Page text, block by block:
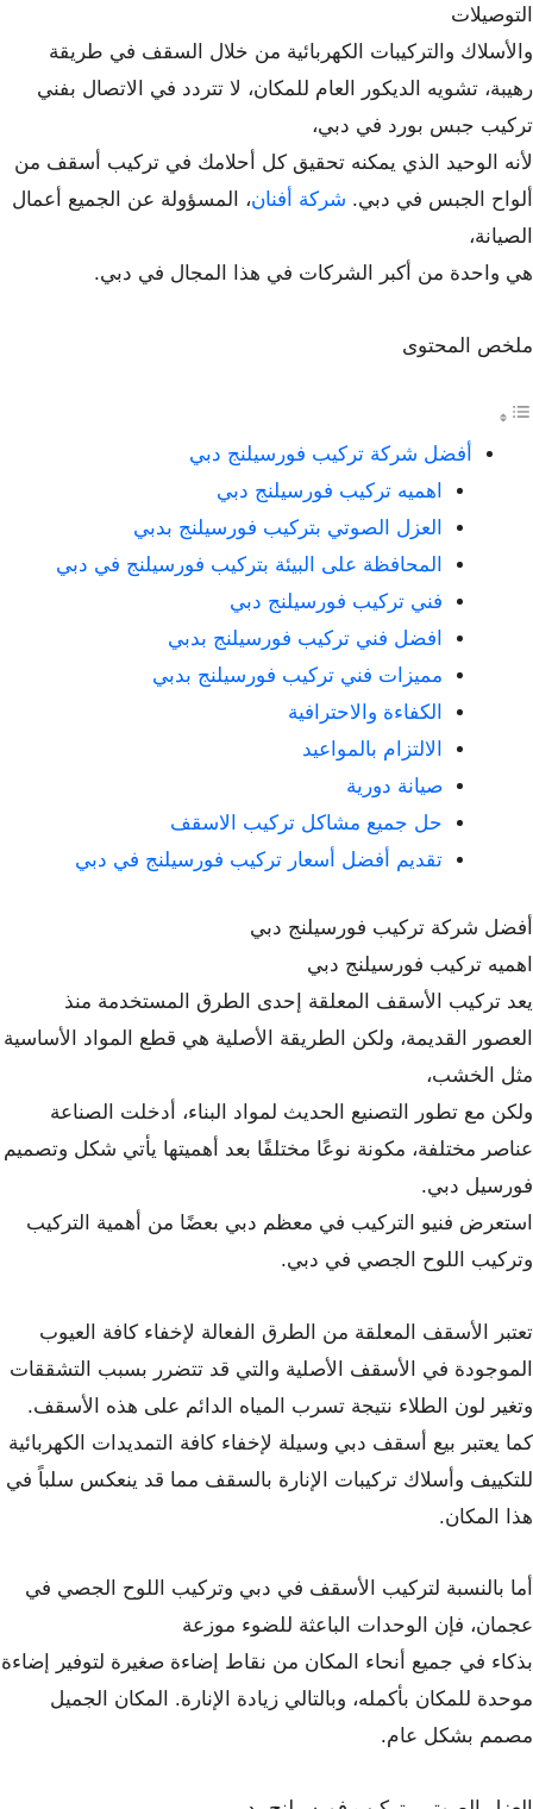
التوصيلات
والأسلاك والتركيبات الكهربائية من خلال السقف في طريقة
رهيبة، تشويه الديكور العام للمكان، لا تتردد في الاتصال بفني
تركيب جبس بورد في دبي،
لأنه الوحيد الذي يمكنه تحقيق كل أحلامك في تركيب أسقف من
ألواح الجبس في دبي. شركة أفنان، المسؤولة عن الجميع أعمال
الصيانة،
هي واحدة من أكبر الشركات في هذا المجال في دبي.
ملخص المحتوى
أفضل شركة تركيب فورسيلنج دبي
اهميه تركيب فورسيلنج دبي
العزل الصوتي بتركيب فورسيلنج بدبي
المحافظة على البيئة بتركيب فورسيلنج في دبي
فني تركيب فورسيلنج دبي
افضل فني تركيب فورسيلنج بدبي
مميزات فني تركيب فورسيلنج بدبي
الكفاءة والاحترافية
الالتزام بالمواعيد
صيانة دورية
حل جميع مشاكل تركيب الاسقف
تقديم أفضل أسعار تركيب فورسيلنج في دبي
أفضل شركة تركيب فورسيلنج دبي
اهميه تركيب فورسيلنج دبي
يعد تركيب الأسقف المعلقة إحدى الطرق المستخدمة منذ
العصور القديمة، ولكن الطريقة الأصلية هي قطع المواد الأساسية
مثل الخشب،
ولكن مع تطور التصنيع الحديث لمواد البناء، أدخلت الصناعة
عناصر مختلفة، مكونة نوعًا مختلفًا بعد أهميتها يأتي شكل وتصميم
فورسيل دبي.
استعرض فنيو التركيب في معظم دبي بعضًا من أهمية التركيب
وتركيب اللوح الجصي في دبي.
تعتبر الأسقف المعلقة من الطرق الفعالة لإخفاء كافة العيوب
الموجودة في الأسقف الأصلية والتي قد تتضرر بسبب التشققات
وتغير لون الطلاء نتيجة تسرب المياه الدائم على هذه الأسقف.
كما يعتبر بيع أسقف دبي وسيلة لإخفاء كافة التمديدات الكهربائية
للتكييف وأسلاك تركيبات الإنارة بالسقف مما قد ينعكس سلباً في
هذا المكان.
أما بالنسبة لتركيب الأسقف في دبي وتركيب اللوح الجصي في
عجمان، فإن الوحدات الباعثة للضوء موزعة
بذكاء في جميع أنحاء المكان من نقاط إضاءة صغيرة لتوفير إضاءة
موحدة للمكان بأكمله، وبالتالي زيادة الإنارة. المكان الجميل
مصمم بشكل عام.